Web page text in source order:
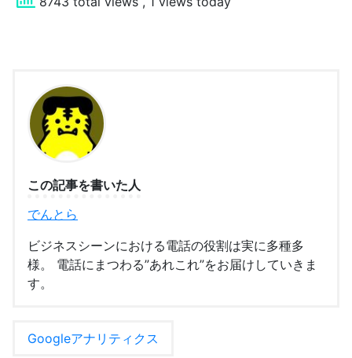
この記事を書いた人
でんとら
ビジネスシーンにおける電話の役割は実に多種多
様。 電話にまつわる”あれこれ”をお届けしていきま
す。
Googleアナリティクス